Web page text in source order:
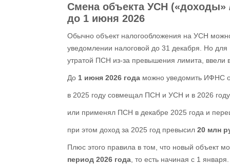
Смена объекта УСН («доходы»
до 1 июня 2026
Обычно объект налогообложения на УСН
уведомлении налоговой до 31 декабря. Но
утратой ПСН из‑за превышения лимита,
До 1 июня 2026 года можно уведомить ИФНС
в 2025 году совмещал ПСН и УСН и в 2026
или применял ПСН в декабре 2025 года и
при этом доход за 2025 год превысил 20 млн
Плюс этого правила в том, что новый объект
период 2026 года , то есть начиная с 1 января.